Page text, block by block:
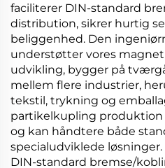
faciliterer DIN-standard
distribution, sikrer hurtig
beliggenhed. Den
understøtter vores
udvikling, bygger på
mellem flere industrier,
tekstil, trykning og
partikelkupling
og kan håndtere både
specialudviklede
DIN-standard bremse/